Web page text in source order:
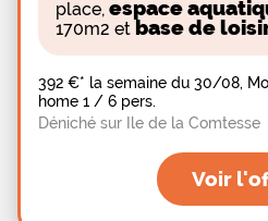
place, espace
170m2 et base de
392 €* la semaine du 30/08,
home 1 / 6 pers.
Déniché sur Ile de la Comtesse
Voir